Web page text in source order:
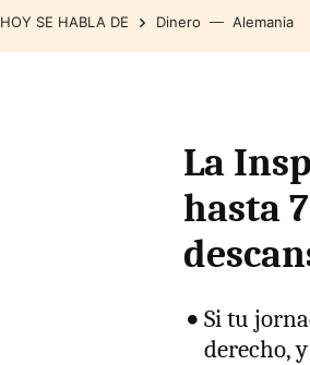
HOY SE HABLA DE Dinero Alemania
La
hasta
Si tu
derecho,